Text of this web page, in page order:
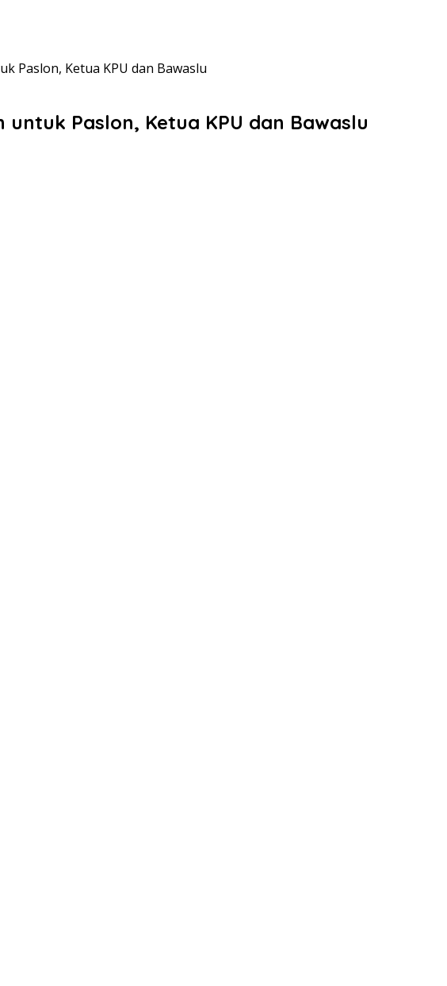
Paslon, Ketua KPU dan Bawaslu
Paslon, Ketua KPU dan Bawaslu